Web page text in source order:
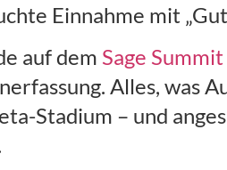
Einnahme mit
auf dem Sage Summit
Alles, was
Stadium – und